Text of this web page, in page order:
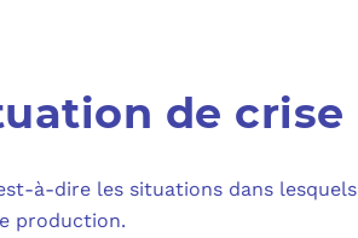
de crise
à-dire les situations dans lesquels
production.